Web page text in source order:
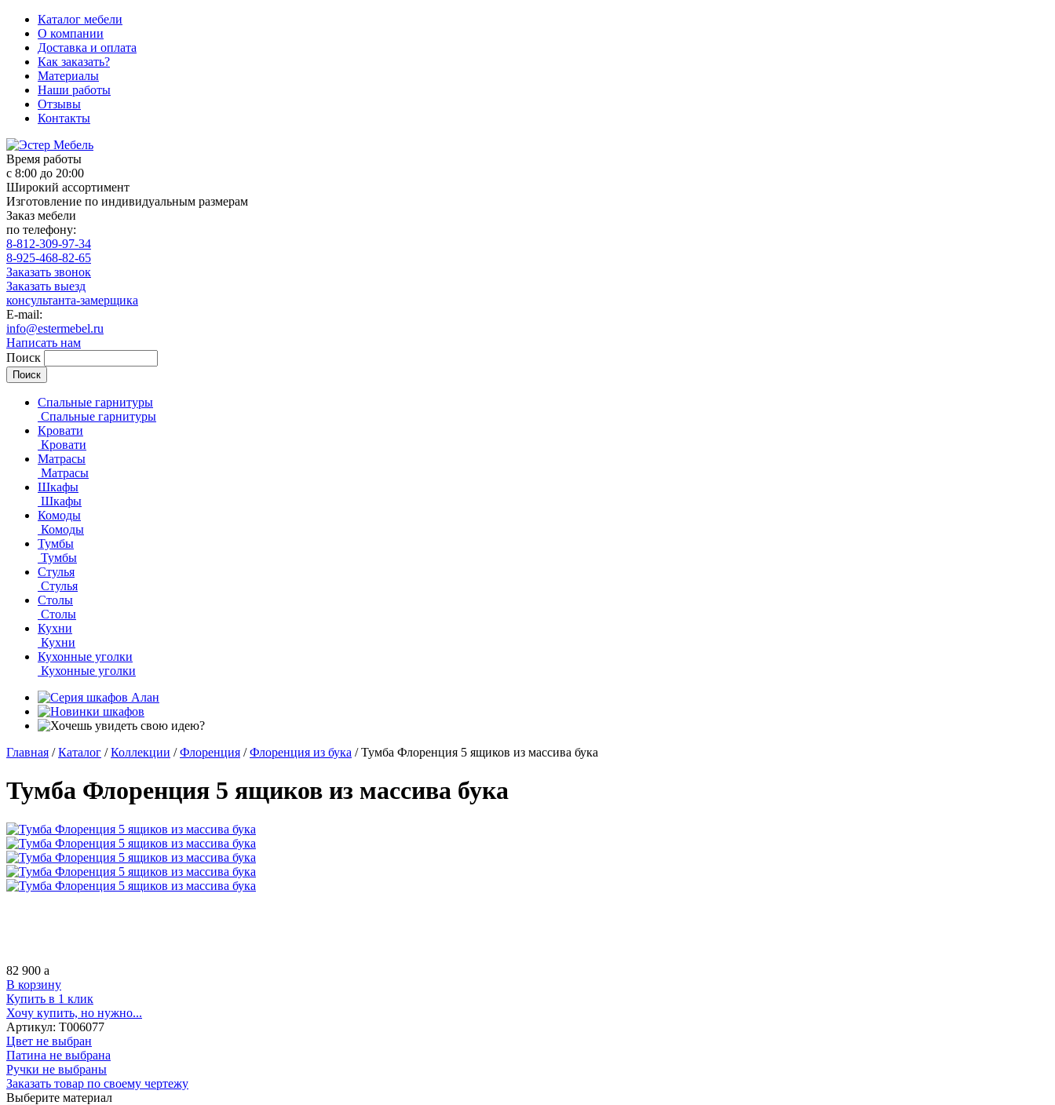
Каталог мебели
О компании
Доставка и оплата
Как заказать?
Материалы
Наши работы
Отзывы
Контакты
Время работы
с 8:00 до 20:00
Широкий ассортимент
Изготовление по индивидуальным размерам
Заказ мебели
по телефону:
8-812-309-97-34
8-925-468-82-65
Заказать звонок
Заказать выезд
консультанта-замерщика
E-mail:
info@estermebel.ru
Написать нам
Поиск
Спальные гарнитуры
Спальные гарнитуры
Кровати
Кровати
Матрасы
Матрасы
Шкафы
Шкафы
Комоды
Комоды
Тумбы
Тумбы
Стулья
Стулья
Столы
Столы
Кухни
Кухни
Кухонные уголки
Кухонные уголки
Главная / Каталог / Коллекции / Флоренция / Флоренция из бука / Тумба Флоренция 5 ящиков из массива бука
Тумба Флоренция 5 ящиков из массива бука
82 900 a
В корзину
Купить в 1 клик
Хочу купить, но нужно...
Артикул: Т006077
Цвет не выбран
Патина не выбрана
Ручки не выбраны
Заказать товар по своему чертежу
Выберите материал